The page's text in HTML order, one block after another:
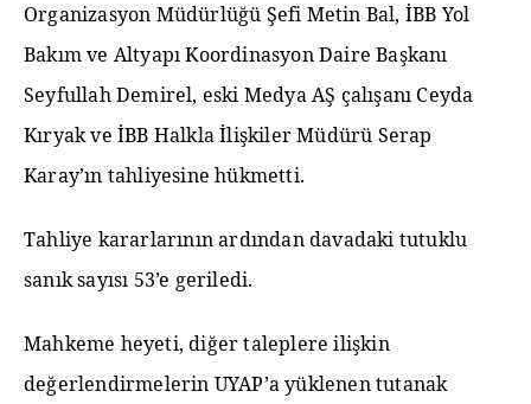
Organizasyon Müdürlüğü Şefi Metin Bal, İBB Yol
Bakım ve Altyapı Koordinasyon Daire Başkanı
Seyfullah Demirel, eski Medya AŞ çalışanı Ceyda
Kıryak ve İBB Halkla İlişkiler Müdürü Serap
Karay’ın tahliyesine hükmetti.
Tahliye kararlarının ardından davadaki tutuklu
sanık sayısı 53’e geriledi.
Mahkeme heyeti, diğer taleplere ilişkin
değerlendirmelerin UYAP’a yüklenen tutanak